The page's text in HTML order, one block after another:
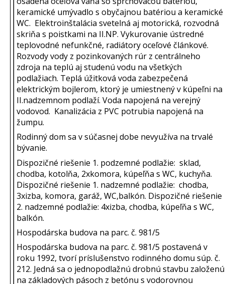
keramické umývadlo s obyčajnou batériou a keramické
WC. Elektroinštalácia svetelná aj motorická, rozvodná
skriňa s poistkami na II.NP. Vykurovanie ústredné
teplovodné nefunkčné, radiátory oceľové článkové.
Rozvody vody z pozinkovaných rúr z centrálneho
zdroja na teplú aj studenú vodu na všetkých
podlažiach. Teplá úžitková voda zabezpečená
elektrickým bojlerom, ktorý je umiestnený v kúpeľni na
II.nadzemnom podlaží. Voda napojená na verejný
vodovod. Kanalizácia z PVC potrubia napojená na
žumpu.
Rodinný dom sa v súčasnej dobe nevyužíva na trvalé
bývanie.
Dispozičné riešenie 1. podzemné podlažie: sklad,
chodba, kotolňa, 2xkomora, kúpeľňa s WC, kuchyňa.
Dispozičné riešenie 1. nadzemné podlažie: chodba,
3xizba, komora, garáž, WC,balkón. Dispozičné riešenie
2. nadzemné podlažie: 4xizba, chodba, kúpeľňa s WC,
balkón.
Hospodárska budova na parc. č. 981/5
Hospodárska budova na parc. č. 981/5 postavená v
roku 1992, tvorí príslušenstvo rodinného domu súp. č.
212. Jedná sa o jednopodlažnú drobnú stavbu založenú
na základových pásoch z betónu s vodorovnou